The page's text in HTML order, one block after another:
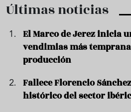
Últimas noticias
El Marco de Jerez inicia
vendimias más
producción
Fallece Florencio
histórico del sector